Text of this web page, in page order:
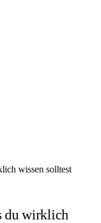
wissen solltest
du wirklich